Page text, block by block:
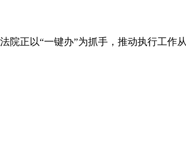
正以“一键办”为抓手，推动执行工作从